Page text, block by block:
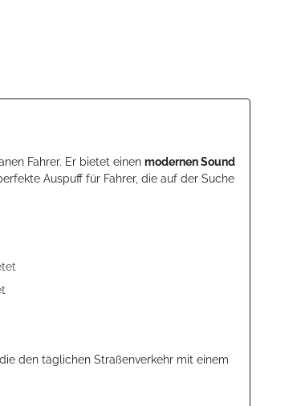
Fahrer. Er bietet einen modernen Sound
Auspuff für Fahrer, die auf der Suche
die den täglichen Straßenverkehr mit einem